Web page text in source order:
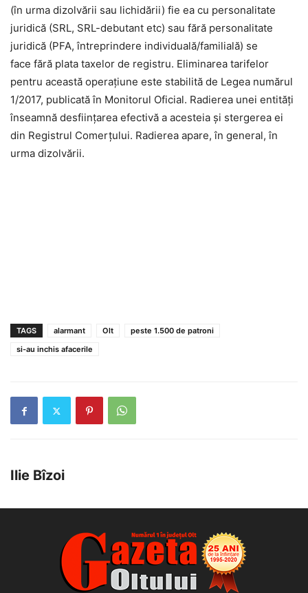
(în urma dizolvării sau lichidării) fie ea cu personalitate
juridică (SRL, SRL-debutant etc) sau fără personalitate
juridică (PFA, întreprindere individuală/familială) se
face fără plata taxelor de registru. Eliminarea tarifelor
pentru această operațiune este stabilită de Legea numărul
1/2017, publicată în Monitorul Oficial. Radierea unei entități
înseamnă desfiinţarea efectivă a acesteia și stergerea ei
din Registrul Comerțului. Radierea apare, în general, în
urma dizolvării.
TAGS alarmant Olt
peste 1.500 de patroni
si-au inchis afacerile
Ilie Bîzoi